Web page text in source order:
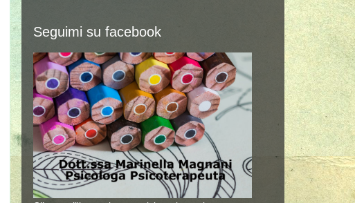
Seguimi su facebook